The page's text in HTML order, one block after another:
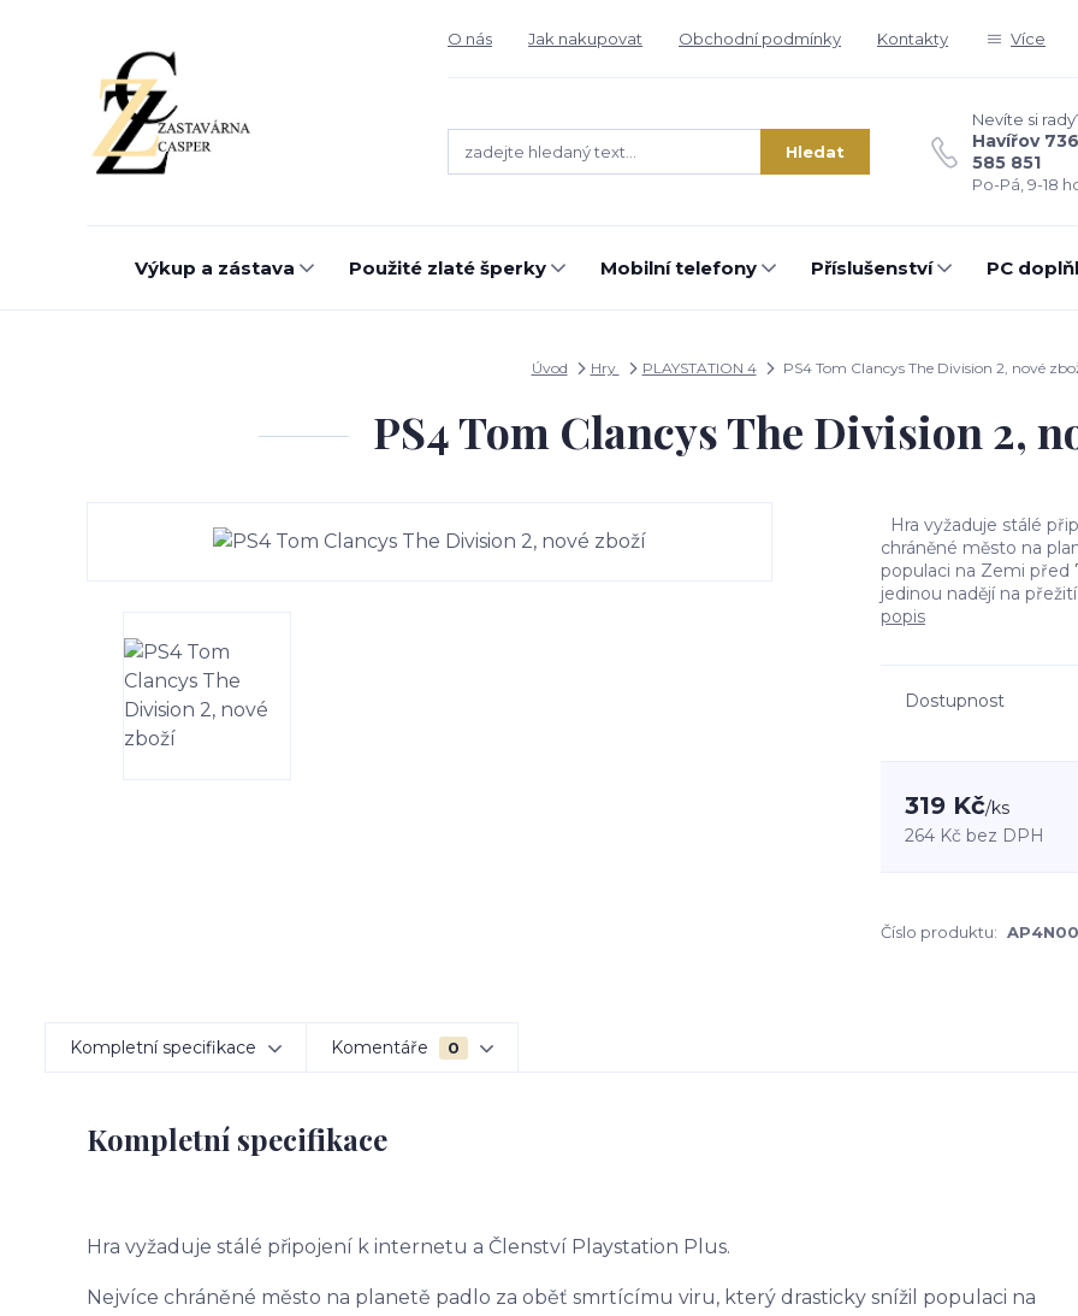
O nás Jak nakupovat Obchodní podmínky Kontakty Více
Hledat
Nevíte si
Havířov
585 851
Po-Pá, 9-18
Výkup a zástava Použité zlaté šperky Mobilní telefony Příslušenství PC
Úvod Hry PLAYSTATION 4 PS4 Tom Clancys The Division 2, nové
PS4 Tom Clancys The Division 2,
Hra vyžaduje stálé
chráněné město na
populaci na Zemi před
jedinou nadějí na
popis
Dostupnost
319 Kč/ks
264 Kč bez DPH
Číslo produktu:
Kompletní specifikace Komentáře 0
Kompletní specifikace
Hra vyžaduje stálé připojení k internetu a Členství Playstation Plus.
Nejvíce chráněné město na planetě padlo za oběť smrtícímu viru, který drasticky snížil populaci na